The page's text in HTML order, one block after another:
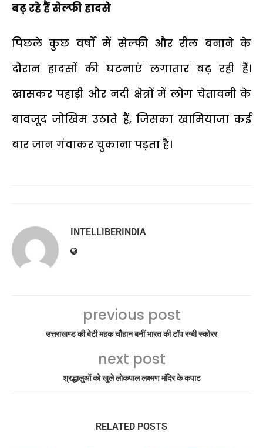
बढ़ रहे हैं सेल्फी हादसे
पिछले कुछ वर्षों में सेल्फी और रील बनाने के
दौरान हादसों की घटनाएं लगातार बढ़ रही हैं।
खासकर पहाड़ी और नदी क्षेत्रों में लोग चेतावनी के
बावजूद जोखिम उठाते हैं, जिसका खामियाजा कई
बार जान गंवाकर चुकाना पड़ता है।
INTELLIBERINDIA
previous post
उत्तराखण्ड की बेटी महक चौहान बनीं भारत की टॉप रग्बी स्कोरर
next post
श्रद्धालुओं को खुले लोकपाल लक्ष्मण मंदिर के कपाट
RELATED POSTS